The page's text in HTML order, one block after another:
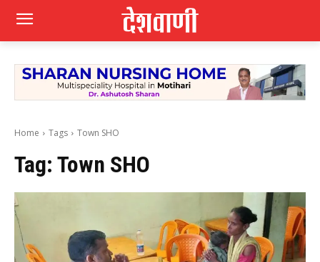
Home Tags Town SHO
Tag: Town SHO